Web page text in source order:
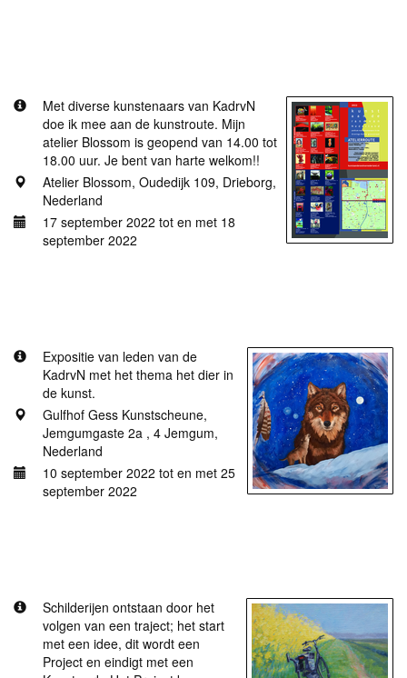
Met diverse kunstenaars van KadrvN
doe ik mee aan de kunstroute. Mijn
atelier Blossom is geopend van 14.00 tot
18.00 uur. Je bent van harte welkom!!
Atelier Blossom, Oudedijk 109, Drieborg,
Nederland
17 september 2022 tot en met 18
september 2022
Expositie van leden van de
KadrvN met het thema het dier in
de kunst.
Gulfhof Gess Kunstscheune,
Jemgumgaste 2a , 4 Jemgum,
Nederland
10 september 2022 tot en met 25
september 2022
Schilderijen ontstaan door het
volgen van een traject; het start
met een idee, dit wordt een
Project en eindigt met een